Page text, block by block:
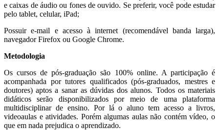
e caixas de áudio ou fones de ouvido. Se preferir, você pode estudar
pelo tablet, celular, iPad;
Possuir e-mail e acesso à internet (recomendável banda larga),
navegador Firefox ou Google Chrome.
Metodologia
Os cursos de pós-graduação são 100% online. A participação é
acompanhada por tutores qualificados (pós-graduados, mestres e
doutores) aptos a sanar as dúvidas dos alunos. Todos os materiais
didáticos serão disponibilizados por meio de uma plataforma
multidisciplinar de ensino. Por lá o aluno tem acesso a livros,
videoaulas e atividades. Porém algumas aulas não contém vídeo, o
que em nada prejudica o aprendizado.